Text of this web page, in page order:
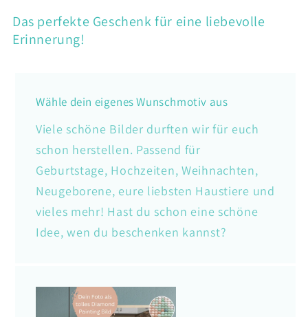
Das perfekte Geschenk für eine liebevolle
Erinnerung!
Wähle dein eigenes Wunschmotiv aus
Viele schöne Bilder durften wir für euch
schon herstellen. Passend für
Geburtstage, Hochzeiten, Weihnachten,
Neugeborene, eure liebsten Haustiere und
vieles mehr! Hast du schon eine schöne
Idee, wen du beschenken kannst?